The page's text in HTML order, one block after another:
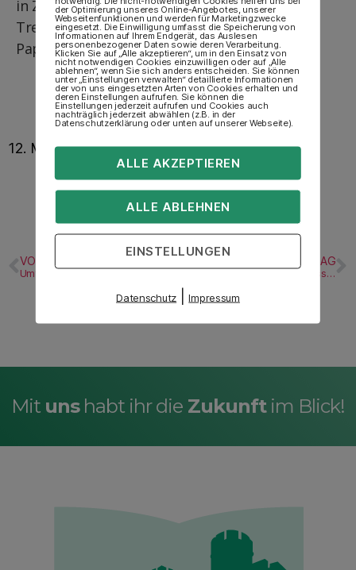
in Zeitz. Sie wünscht sich Markierungen der
Treppen im Rathaus und kontrastreiche
Papierkörbe und Verkehrsschilder.
12. Mai 2010
VORHERIGER BEITRAG NÄCHSTER BEITRAG
Pharmazeutisch-technische Assistenten legen Kräutergarten auf dem MBA-Gebäude an
Mit unshabt ihr die Zukunftim Blick!
der Optimierung unseres Online-Angebotes, unserer
Webseitenfunktionen und werden für Marketingzwecke
eingesetzt. Die Einwilligung umfasst die Speicherung von
Informationen auf Ihrem Endgerät, das Auslesen
personenbezogener Daten sowie deren Verarbeitung.
Klicken Sie auf „Alle akzeptieren“, um in den Einsatz von
nicht notwendigen Cookies einzuwilligen oder auf „Alle
ablehnen“, wenn Sie sich anders entscheiden. Sie können
unter „Einstellungen verwalten“ detaillierte Informationen
der von uns eingesetzten Arten von Cookies erhalten und
deren Einstellungen aufrufen. Sie können die
Einstellungen jederzeit aufrufen und Cookies auch
nachträglich jederzeit abwählen (z.B. in der
Datenschutzerklärung oder unten auf unserer Webseite).
ALLE AKZEPTIEREN
ALLE ABLEHNEN
EINSTELLUNGEN
Datenschutz |Impressum